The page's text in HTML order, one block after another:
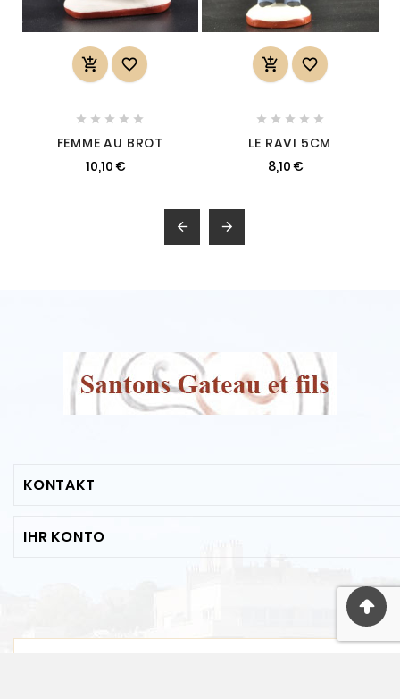
 
    
FEMME AU BROT
10,10 €
 
    
LE RAVI 5CM
8,10 €
 
KONTAKT
IHR KONTO